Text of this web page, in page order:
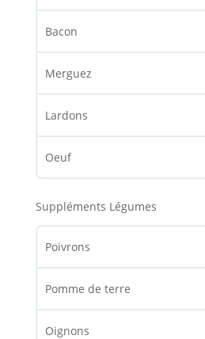
Bacon
Merguez
Lardons
Oeuf
Suppléments Légumes
Poivrons
Pomme de terre
Oignons